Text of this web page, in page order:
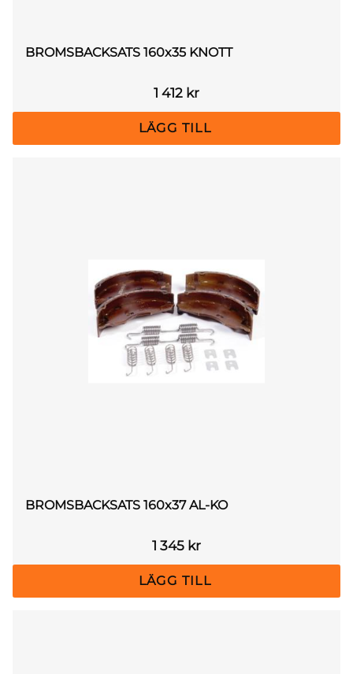
BROMSBACKSATS 160x35 KNOTT
1 412 kr
BROMSBACKSATS 160x37 AL-KO
1 345 kr